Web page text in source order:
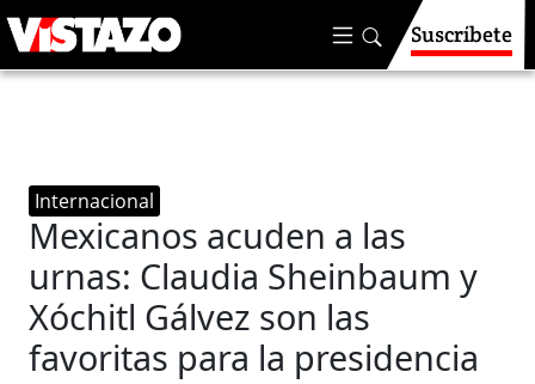
Suscríbete
Internacional
Mexicanos acuden a las
urnas: Claudia Sheinbaum y
Xóchitl Gálvez son las
favoritas para la presidencia